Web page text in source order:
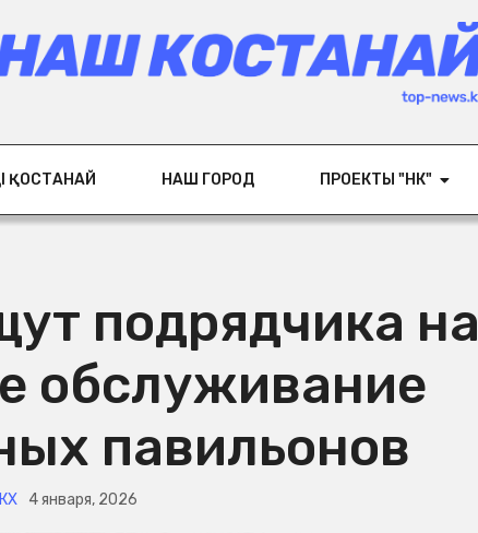
ҚОСТАНАЙ НАШ ГОРОД ПРОЕКТЫ "НК"
подрядчика на
обслуживание
павильонов
4 января, 2026